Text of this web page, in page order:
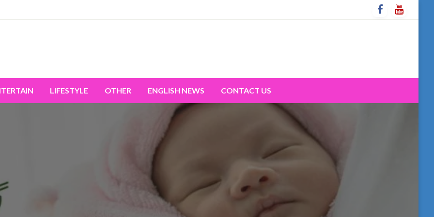
LIFESTYLE OTHER ENGLISH NEWS CONTACT US